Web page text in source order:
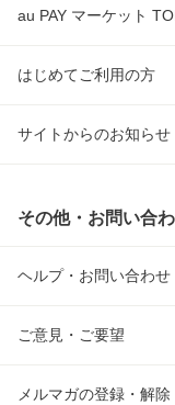
au PAY マーケット
はじめてご利用の方
サイトからのお知らせ
その他・お問い合
ヘルプ・お問い合わせ
ご意見・ご要望
メルマガの登録・解除